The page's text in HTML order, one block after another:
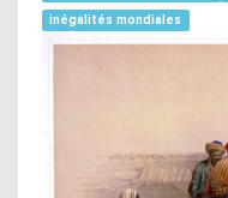
inégalités mondiales